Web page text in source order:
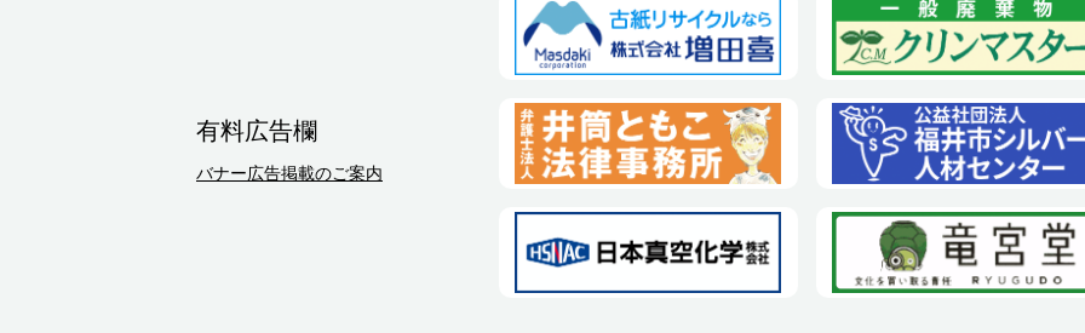
有料広告欄
バナー広告掲載のご案内